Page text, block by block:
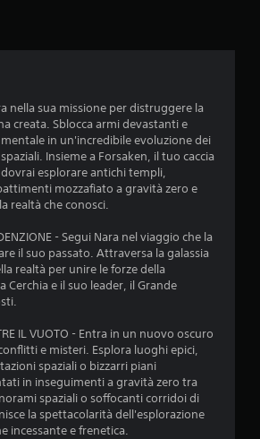
a
d
.
s
t
e
nella sua missione per distruggere la
creata. Sblocca armi devastanti e
in un'incredibile evoluzione dei
Insieme a Forsaken, il tuo caccia
esplorare antichi templi,
mozzafiato a gravità zero e
realtà che conosci.
- Segui Nara nel viaggio che la
il suo passato. Attraversa la galassia
realtà per unire le forze della
Cerchia e il suo leader, il Grande
IL VUOTO - Entra in un nuovo oscuro
e misteri. Esplora luoghi epici,
spaziali o bizzarri piani
in inseguimenti a gravità zero tra
spaziali o soffocanti corridoi di
la spettacolarità dell'esplorazione
incessante e frenetica.